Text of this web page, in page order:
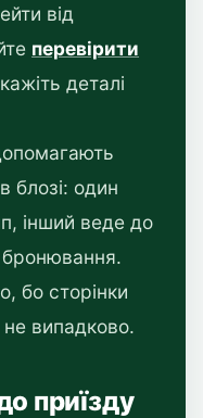
від
перевірити
деталі
блозі: один
інший веде до
бронювання.
бо сторінки
не випадково.
приїзду